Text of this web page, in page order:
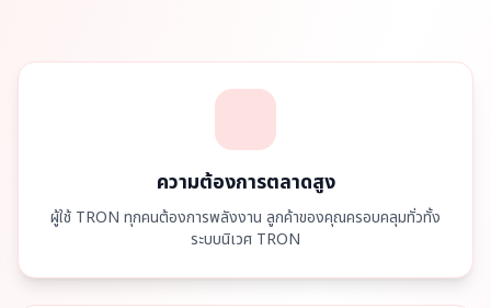
ความต้องการตลาดสูง
ผู้ใช้ TRON ทุกคนต้องการพลังงาน ลูกค้าของคุณครอบคลุมทั่วทั้ง
ระบบนิเวศ TRON